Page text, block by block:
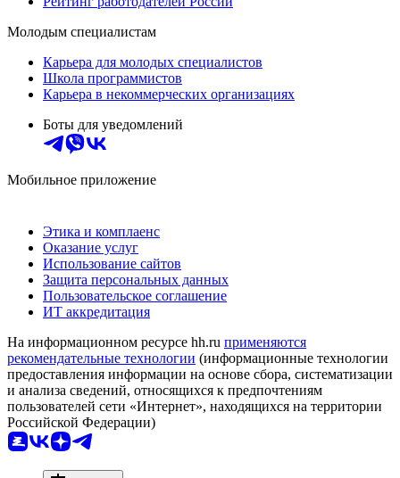
Молодым специалистам
Карьера для молодых специалистов
Школа программистов
Карьера в некоммерческих организациях
Боты для уведомлений
Мобильное приложение
Этика и комплаенс
Оказание услуг
Использование сайтов
Защита персональных данных
Пользовательское соглашение
ИТ аккредитация
На информационном ресурсе hh.ru применяются
рекомендательные технологии (информационные технологии
предоставления информации на основе сбора, систематизации
и анализа сведений, относящихся к предпочтениям
пользователей сети «Интернет», находящихся на территории
Российской Федерации)